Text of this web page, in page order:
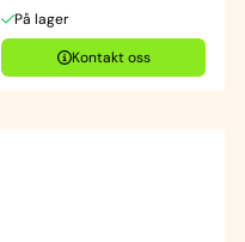
På lager
Kontakt oss